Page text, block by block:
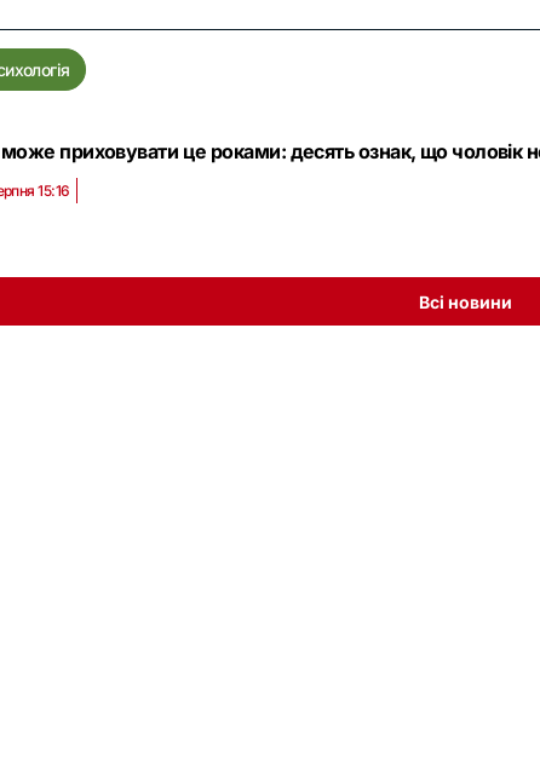
може приховувати це роками: десять ознак, що чоловік
15:16
Всі новини